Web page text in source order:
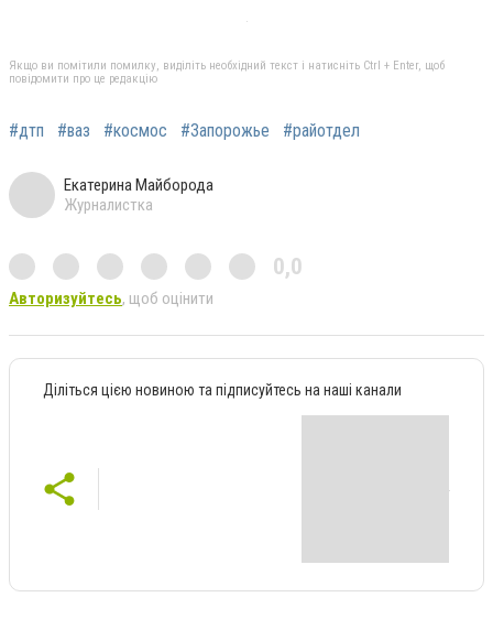
Якщо ви помітили помилку, виділіть необхідний текст і натисніть Ctrl + Enter, щоб
повідомити про це редакцію
#дтп #ваз #космос #Запорожье #райотдел
Екатерина Майборода
Журналистка
0,0
Авторизуйтесь, щоб оцінити
Діліться цією новиною та підписуйтесь на наші канали